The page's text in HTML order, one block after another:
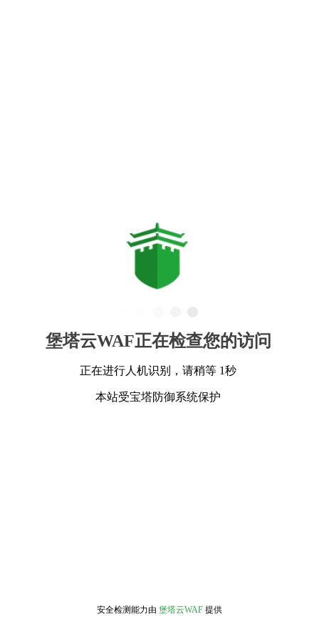
堡塔云WAF正在检查您的访问
正在进行人机识别，请稍等 1秒
本站受宝塔防御系统保护
安全检测能力由 堡塔云WAF 提供